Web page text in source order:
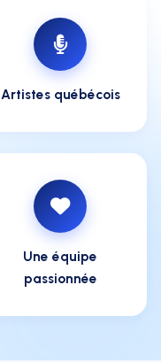
Artistes québécois
Une équipe
passionnée